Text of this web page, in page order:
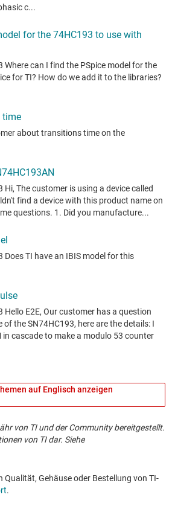
auf Englisch anzeigen
von TI und der Community bereitgestellt.
von TI dar. Siehe
Qualität, Gehäuse oder Bestellung von TI-
. ​​​​​​​​​​​​​​